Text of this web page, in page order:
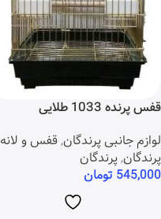
قفس پرنده 1033 طلایی
لوازم جانبی پرندگان,قفس و لانه
پرندگان,پرندگان
545,000 تومان